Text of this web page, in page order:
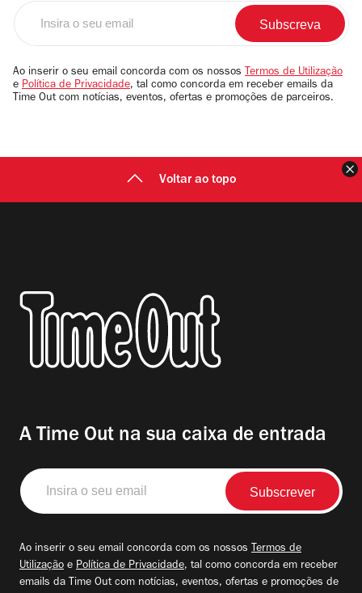
email
Ao inserir o seu email concorda com os nossos Termos de Utilização
e Política de Privacidade, tal como concorda em receber emails da
Time Out com notícias, eventos, ofertas e promoções de parceiros.
Voltar ao topo
A Time Out na sua caixa de entrada
Insira
o
seu
Ao inserir o seu email concorda com os nossos Termos de
Utilização e Política de Privacidade, tal como concorda em receber
emails da Time Out com notícias, eventos, ofertas e promoções de